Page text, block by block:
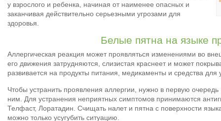
у взрослого и ребенка, начиная от наименее опасных и
заканчивая действительно серьезными угрозами для
здоровья.
Белые пятна на языке
Аллергическая реакция может проявляться изменениями во
его движения затрудняются, слизистая краснеет и может
развивается на продукты питания, медикаменты и средства для
Чтобы устранить проявления аллергии, нужно в первую очередь
ним. Для устранения неприятных симптомов принимаются
Телфаст, Лоратадин. Счищать налет и пятна с поверхности
можно только усугубить ситуацию.